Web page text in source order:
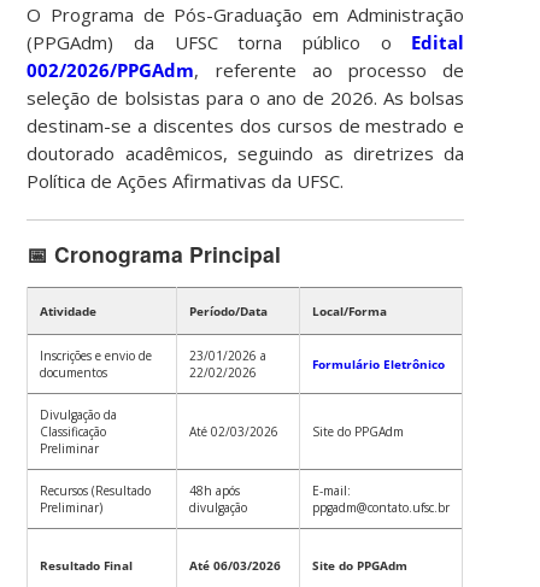
O Programa de Pós-Graduação em Administração
(PPGAdm) da UFSC torna público o Edital
002/2026/PPGAdm, referente ao processo de
seleção de bolsistas para o ano de 2026. As bolsas
destinam-se a discentes dos cursos de mestrado e
doutorado acadêmicos, seguindo as diretrizes da
Política de Ações Afirmativas da UFSC.
📅 Cronograma Principal
Atividade Período/Data Local/Forma
Inscrições e envio de
documentos
23/01/2026 a
22/02/2026
Formulário Eletrônico
Divulgação da
Classificação
Preliminar
Até 02/03/2026 Site do PPGAdm
Recursos (Resultado
Preliminar)
48h após
divulgação
E-mail:
ppgadm@contato.ufsc.br
Resultado Final Até 06/03/2026 Site do PPGAdm